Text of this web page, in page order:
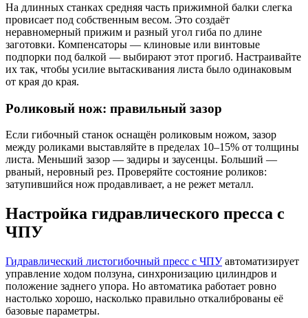
На длинных станках средняя часть прижимной балки слегка
провисает под собственным весом. Это создаёт
неравномерный прижим и разный угол гиба по длине
заготовки. Компенсаторы — клиновые или винтовые
подпорки под балкой — выбирают этот прогиб. Настраивайте
их так, чтобы усилие вытаскивания листа было одинаковым
от края до края.
Роликовый нож: правильный зазор
Если гибочный станок оснащён роликовым ножом, зазор
между роликами выставляйте в пределах 10–15% от толщины
листа. Меньший зазор — задиры и заусенцы. Больший —
рваный, неровный рез. Проверяйте состояние роликов:
затупившийся нож продавливает, а не режет металл.
Настройка гидравлического пресса с
ЧПУ
Гидравлический листогибочный пресс с ЧПУавтоматизирует
управление ходом ползуна, синхронизацию цилиндров и
положение заднего упора. Но автоматика работает ровно
настолько хорошо, насколько правильно откалиброваны её
базовые параметры.